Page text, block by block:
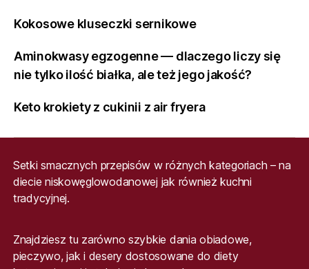
Kokosowe kluseczki sernikowe
Aminokwasy egzogenne — dlaczego liczy się
nie tylko ilość białka, ale też jego jakość?
Keto krokiety z cukinii z air fryera
Setki smacznych przepisów w różnych kategoriach – na
diecie niskowęglowodanowej jak również kuchni
tradycyjnej.
Znajdziesz tu zarówno szybkie dania obiadowe,
pieczywo, jak i desery dostosowane do diety